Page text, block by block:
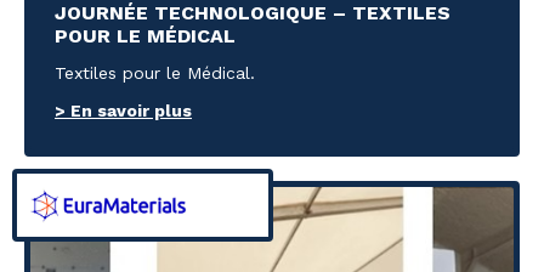
JOURNÉE TECHNOLOGIQUE – TEXTILES
POUR LE MÉDICAL
Textiles pour le Médical.
> En savoir plus